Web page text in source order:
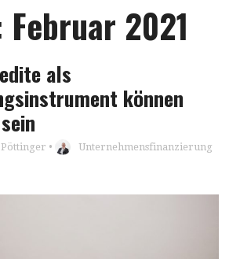
Februar 2021
als
können
• Unternehmensfinanzierung